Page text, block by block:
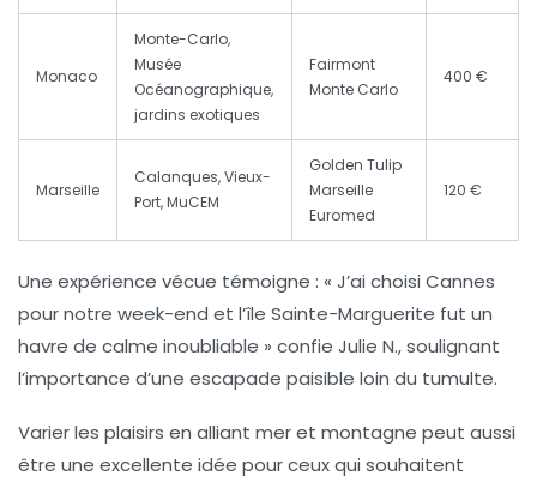
Monaco
Monte-Carlo,
Musée
Océanographique,
jardins exotiques
Fairmont
Monte Carlo
400 €
Marseille
Calanques, Vieux-
Port, MuCEM
Golden Tulip
Marseille
Euromed
120 €
Une expérience vécue témoigne : « J’ai choisi Cannes
pour notre week-end et l’île Sainte-Marguerite fut un
havre de calme inoubliable » confie Julie N., soulignant
l’importance d’une escapade paisible loin du tumulte.
Varier les plaisirs en alliant mer et montagne peut aussi
être une excellente idée pour ceux qui souhaitent